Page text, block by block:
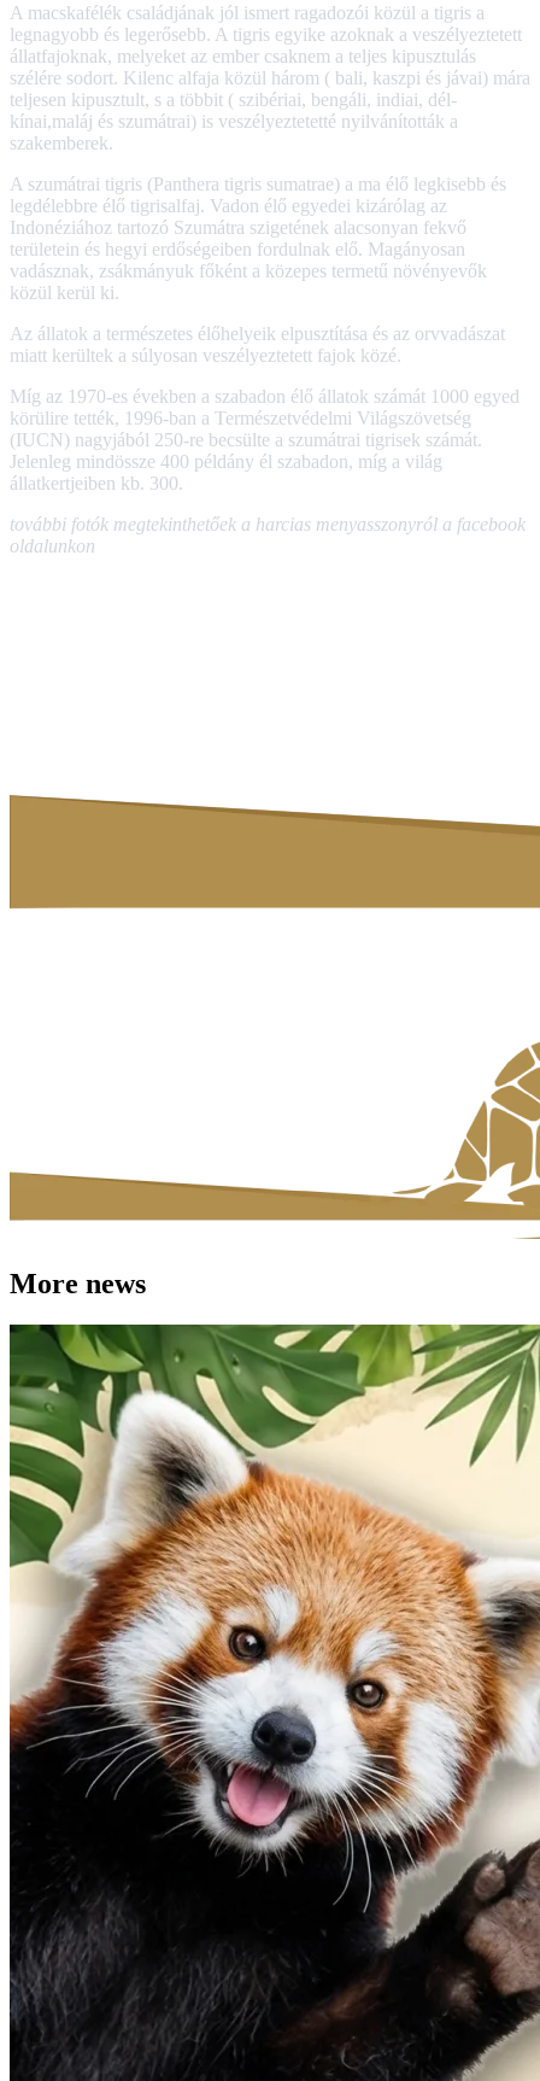
A macskafélék családjának jól ismert ragadozói közül a tigris a
legnagyobb és legerősebb. A tigris egyike azoknak a veszélyeztetett
állatfajoknak, melyeket az ember csaknem a teljes kipusztulás
szélére sodort. Kilenc alfaja közül három ( bali, kaszpi és jávai) mára
teljesen kipusztult, s a többit ( szibériai, bengáli, indiai, dél-
kínai,maláj és szumátrai) is veszélyeztetetté nyilvánították a
szakemberek.
A szumátrai tigris (Panthera tigris sumatrae) a ma élő legkisebb és
legdélebbre élő tigrisalfaj. Vadon élő egyedei kizárólag az
Indonéziához tartozó Szumátra szigetének alacsonyan fekvő
területein és hegyi erdőségeiben fordulnak elő. Magányosan
vadásznak, zsákmányuk főként a közepes termetű növényevők
közül kerül ki.
Az állatok a természetes élőhelyeik elpusztítása és az orvvadászat
miatt kerültek a súlyosan veszélyeztetett fajok közé.
Míg az 1970-es években a szabadon élő állatok számát 1000 egyed
körülire tették, 1996-ban a Természetvédelmi Világszövetség
(IUCN) nagyjából 250-re becsülte a szumátrai tigrisek számát.
Jelenleg mindössze 400 példány él szabadon, míg a világ
állatkertjeiben kb. 300.
további fotók megtekinthetőek a harcias menyasszonyról a facebook
oldalunkon
More news